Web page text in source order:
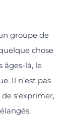
groupe de
chose
âges-là, le
Il n’est pas
s’exprimer,